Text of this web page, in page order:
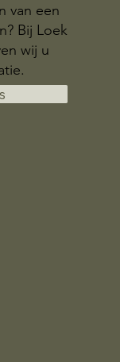
van een
Bij Loek
wij u